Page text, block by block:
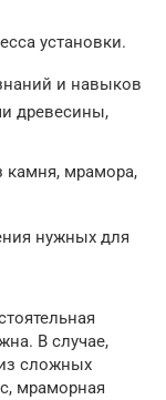
установки.
и навыков
древесины,
камня, мрамора,
нужных для
В случае,
сложных
мраморная